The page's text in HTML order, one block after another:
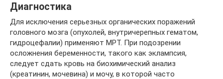
Диагностика
Для исключения серьезных органических поражений
головного мозга (опухолей, внутричерепных гематом,
гидроцефалии) применяют МРТ. При подозрении
осложнения беременности, такого как эклампсия,
следует сдать кровь на биохимический анализ
(креатинин, мочевина) и мочу, в которой часто